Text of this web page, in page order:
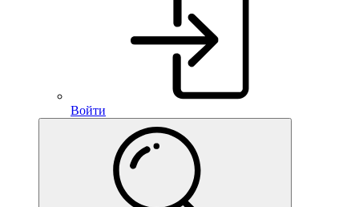
Войти